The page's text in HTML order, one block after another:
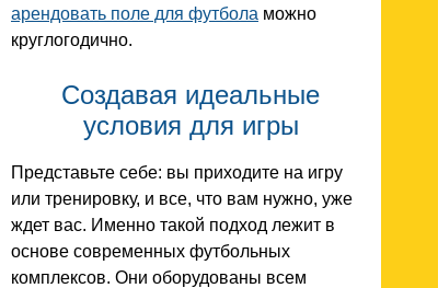
арендовать поле для футбола можно
круглогодично.
Создавая идеальные
условия для игры
Представьте себе: вы приходите на игру
или тренировку, и все, что вам нужно, уже
ждет вас. Именно такой подход лежит в
основе современных футбольных
комплексов. Они оборудованы всем